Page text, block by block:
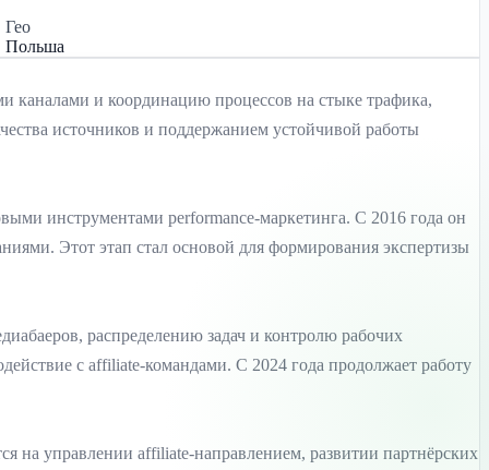
Гео
Польша
каналами и координацию процессов на стыке трафика,
источников и поддержанием устойчивой работы
инструментами performance-маркетинга. С 2016 года он
Этот этап стал основой для формирования экспертизы
распределению задач и контролю рабочих
с affiliate-командами. С 2024 года продолжает работу
на управлении affiliate-направлением, развитии партнёрских